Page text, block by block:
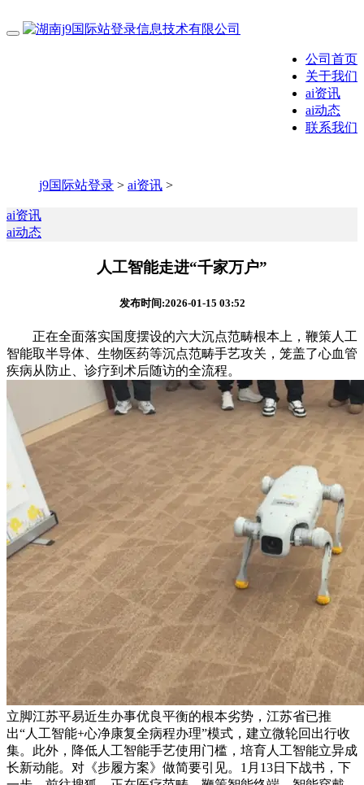
公司首页
关于我们
ai资讯
ai动态
联系我们
j9国际站登录 > ai资讯 >
ai资讯
ai动态
人工智能走进“千家万户”
发布时间:2026-01-15 03:52
正在全面落实国度摆设的六大沉点范畴根本上，鞭策人工
智能取半导体、生物医药等沉点范畴手艺攻关，笼盖了心血管
疾病从防止、诊疗到术后随访的全流程。
立脚江苏平易近生办事优良平衡的根本劣势，江苏省已推
出“人工智能+心净康复全病程办理”模式，建立微轮回出行收
集。此外，降低人工智能手艺使用门槛，培育人工智能立异成
长新动能。对《步履方案》做简要引见。1月13日下战书，下